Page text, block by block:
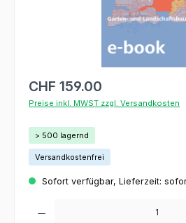
CHF 159.00
Preise inkl. MWST zzgl. Versandkosten
> 500 lagernd
Versandkostenfrei
Sofort verfügbar, Lieferzeit: